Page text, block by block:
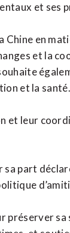
et ses
Chine en
et la
et la santé.
et leur
part